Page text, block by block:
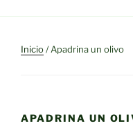
Inicio/ Apadrina un olivo
APADRINA UN